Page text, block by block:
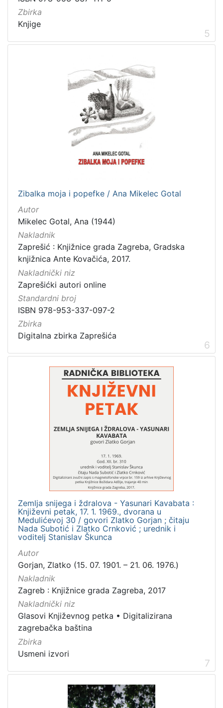
Zbirka
Knjige
5
Zibalka moja i popefke / Ana Mikelec Gotal
Autor
Mikelec Gotal, Ana (1944)
Nakladnik
Zaprešić : Knjižnice grada Zagreba, Gradska
knjižnica Ante Kovačića, 2017.
Nakladnički niz
Zaprešićki autori online
Standardni broj
ISBN 978-953-337-097-2
Zbirka
Digitalna zbirka Zaprešića
6
Zemlja snijega i ždralova - Yasunari Kavabata :
Književni petak, 17. 1. 1969., dvorana u
Medulićevoj 30 / govori Zlatko Gorjan ; čitaju
Nada Subotić i Zlatko Crnković ; urednik i
voditelj Stanislav Škunca
Autor
Gorjan, Zlatko (15. 07. 1901. – 21. 06. 1976.)
Nakladnik
Zagreb : Knjižnice grada Zagreba, 2017
Nakladnički niz
Glasovi Književnog petka • Digitalizirana
zagrebačka baština
Zbirka
Usmeni izvori
7